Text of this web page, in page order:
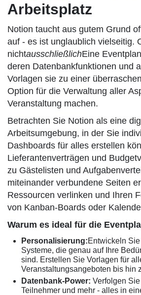
Arbeitsplatz
Notion taucht aus gutem Grund
auf - es ist unglaublich vielseitig.
nichtausschließlichEine
deren Datenbankfunktionen und
Vorlagen sie zu einer
Option für die Verwaltung aller
Veranstaltung machen.
Betrachten Sie Notion als eine
Arbeitsumgebung, in der Sie
Dashboards für alles erstellen
Lieferantenverträgen und
zu Gästelisten und
miteinander verbundene Seiten
Ressourcen verlinken und Ihren
von Kanban-Boards oder
Warum es ideal für die
Personalisierung:Entwickeln
Systeme, die genau auf Ihre
sind. Erstellen Sie Vorlagen für
Veranstaltungsangeboten bis hin
Datenbank-Power: Verfolgen
Teilnehmer und mehr - alles in